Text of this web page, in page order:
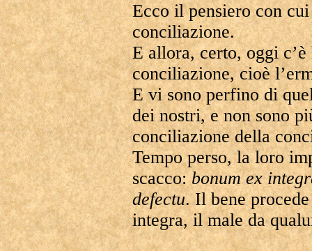
Ecco il pensiero con
conciliazione.
E allora, certo, oggi
conciliazione, cioè
E vi sono perfino di
dei nostri, e non sono
conciliazione della
Tempo perso, la loro
scacco:bonum ex
defectu. Il bene
integra, il male da